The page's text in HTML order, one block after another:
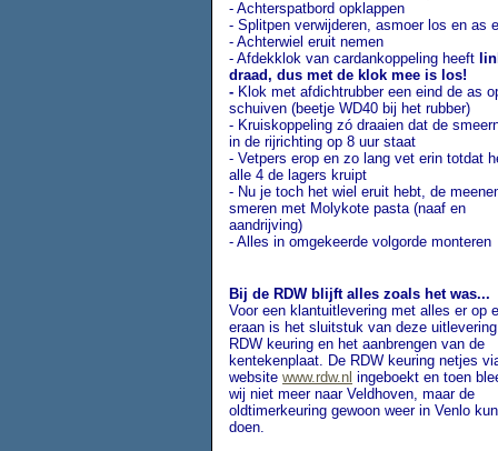
- Achterspatbord opklappen
- Splitpen verwijderen, asmoer los en as
- Achterwiel eruit nemen
- Afdekklok van cardankoppeling heeft
draad, dus met de klok mee is los!
- Klok met afdichtrubber een eind de as
schuiven (beetje WD40 bij het rubber)
- Kruiskoppeling zó draaien dat de
in de rijrichting op 8 uur staat
- Vetpers erop en zo lang vet erin totdat
alle 4 de lagers kruipt
- Nu je toch het wiel eruit hebt, de
smeren met Molykote pasta (naaf en
aandrijving)
- Alles in omgekeerde volgorde monteren
Bij de RDW blijft alles zoals het was...
Voor een klantuitlevering met alles er op
eraan is het sluitstuk van deze
RDW keuring en het aanbrengen van de
kentekenplaat. De RDW keuring netjes
website www.rdw.nl ingeboekt en toen
wij niet meer naar Veldhoven, maar de
oldtimerkeuring gewoon weer in Venlo
doen.